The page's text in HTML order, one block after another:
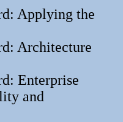
Applying the
Architecture
Enterprise
and